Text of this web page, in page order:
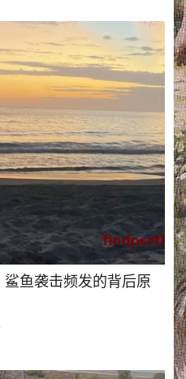
鱼袭击频发的背后原